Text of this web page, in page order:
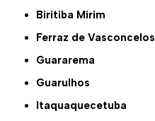
Biritiba Mirim
Ferraz de Vasconcelos
Guararema
Guarulhos
Itaquaquecetuba